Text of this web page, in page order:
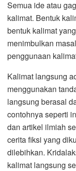
Semua ide atau
kalimat. Bentuk
bentuk kalimat
menimbulkan
penggunaan
Kalimat langsung
menggunakan
langsung berasal
contohnya seperti
dan artikel ilmiah
cerita fiksi yang
dilebihkan.
kalimat langsung